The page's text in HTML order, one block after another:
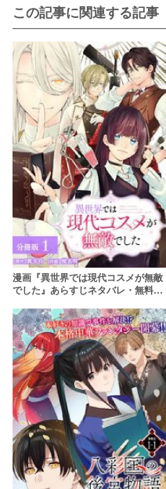
この記事に関連する記事
漫画『異世界では現代コスメが無敵
でした』あらすじネタバレ・無料配
う